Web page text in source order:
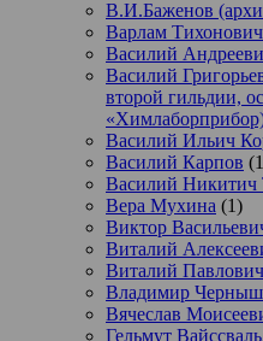
В.И.Баженов
Варлам
Василий
Василий
второй гильдии,
Василий Ильич
Василий Карпов
Василий Никитич
Вера Мухина (1)
Виктор
Виталий
Виталий
Владимир
Вячеслав
Гельмут